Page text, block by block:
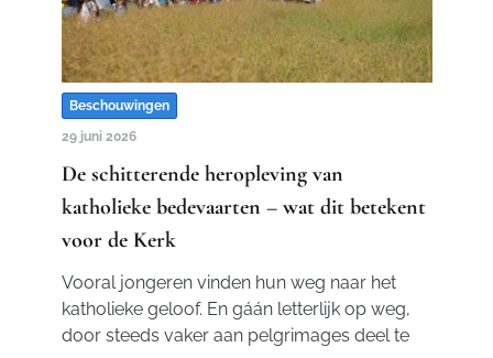
Beschouwingen
29 juni 2026
De schitterende heropleving van
katholieke bedevaarten – wat dit betekent
voor de Kerk
Vooral jongeren vinden hun weg naar het
katholieke geloof. En gáán letterlijk op weg,
door steeds vaker aan pelgrimages deel te